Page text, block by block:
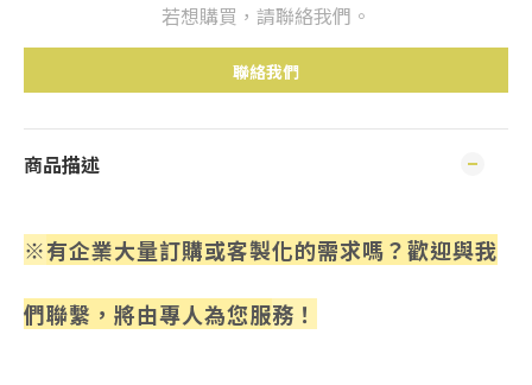
若想購買，請聯絡我們。
聯絡我們
商品描述
※有企業大量訂購或客製化的需求嗎？歡迎與我
們聯繫，將由專人為您服務！